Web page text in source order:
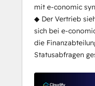
mit e-conomic
◆ Der Vertrieb
sich bei e-
die
Statusabfragen